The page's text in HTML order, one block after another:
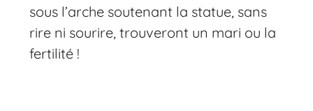
sous l’arche soutenant la statue, sans
rire ni sourire, trouveront un mari ou la
fertilité !